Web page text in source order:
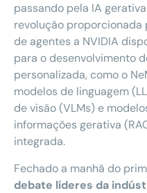
passando pela IA
revolução proporcionada
de agentes a NVIDIA
para o desenvolvimento
personalizada, como o
modelos de linguagem
de visão (VLMs) e
informações gerativa
integrada.
Fechado a manhã do
debate líderes da